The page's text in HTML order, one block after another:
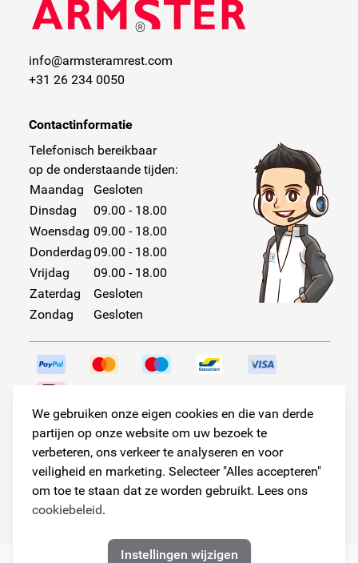
We gebruiken onze eigen cookies en die van derde
partijen op onze website om uw bezoek te
verbeteren, ons verkeer te analyseren en voor
veiligheid en marketing. Selecteer "Alles accepteren"
om toe te staan dat ze worden gebruikt. Lees ons
cookiebeleid.
Instellingen wijzigen
info@armsteramrest.com
+31 26 234 0050
Contactinformatie
Telefonisch bereikbaar
op de onderstaande tijden:
Maandag
Gesloten
Dinsdag
09.00 - 18.00
Woensdag 09.00 - 18.00
Donderdag 09.00 - 18.00
Vrijdag
09.00 - 18.00
Zaterdag
Gesloten
Zondag
Gesloten
Volg ons!
© Copyright 2026
Armster Alle rechten voorbehouden